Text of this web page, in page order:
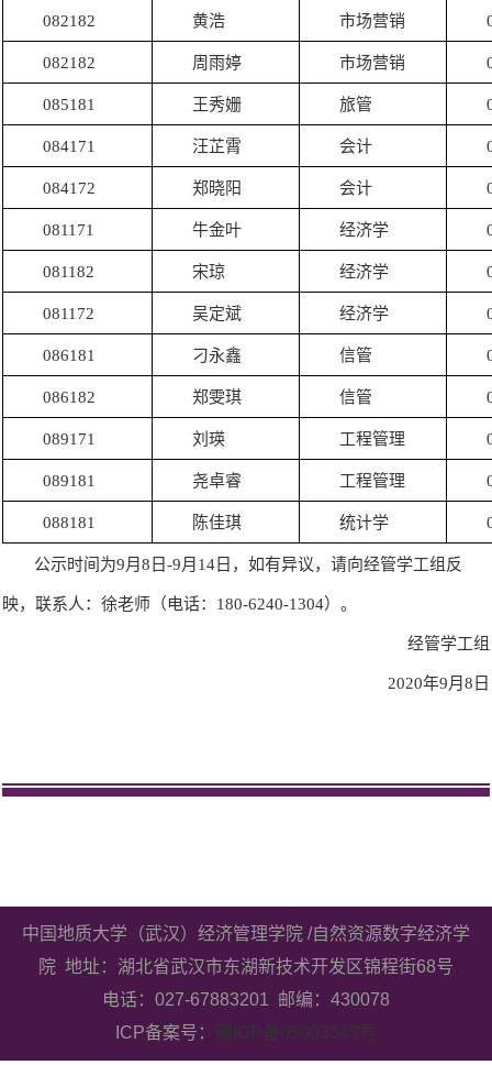
082182 黄浩 市场营销
082182 周雨婷 市场营销
085181 王秀姗 旅管
084171 汪芷霄 会计
084172 郑晓阳 会计
081171 牛金叶 经济学
081182 宋琼 经济学
081172 吴定斌 经济学
086181 刁永鑫 信管
086182 郑雯琪 信管
089171 刘瑛 工程管理
089181 尧卓睿 工程管理
088181 陈佳琪 统计学
公示时间为9月8日-9月14日，如有异议，请向经管学工组反
映，联系人：徐老师（电话：180-6240-1304）。
经管学工组
2020年9月8日
中国地质大学（武汉）经济管理学院 /自然资源数字经济学
院 地址：湖北省武汉市东湖新技术开发区锦程街68号
电话：027-67883201 邮编：430078
ICP备案号： 鄂ICP备05003343号